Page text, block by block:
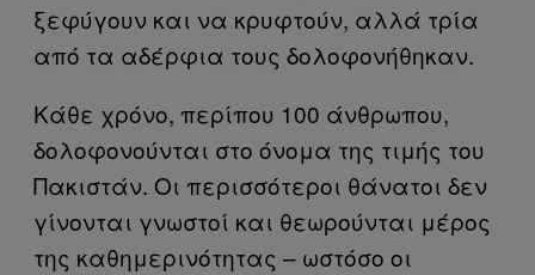
ξεφύγουν και να κρυφτούν, αλλά τρία
από τα αδέρφια τους δολοφονήθηκαν.
Κάθε χρόνο, περίπου 100 άνθρωπου,
δολοφονούνται στο όνομα της τιμής του
Πακιστάν. Οι περισσότεροι θάνατοι δεν
γίνονται γνωστοί και θεωρούνται μέρος
της καθημερινότητας – ωστόσο οι